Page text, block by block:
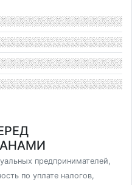
предпринимателей,
по уплате налогов,